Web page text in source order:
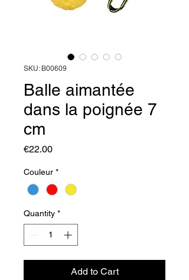
SKU: B00609
Balle aimantée
dans la poignée 7
cm
€22.00Price
Couleur *
Quantity *
Add to Cart